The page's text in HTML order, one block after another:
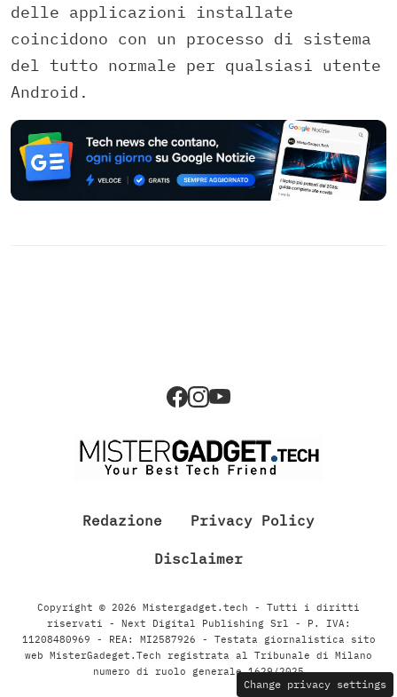
delle applicazioni installate
coincidono con un processo di sistema
del tutto normale per qualsiasi utente
Android.
Redazione Privacy Policy
Disclaimer
Copyright © 2026 Mistergadget.tech - Tutti i diritti
riservati - Next Digital Publishing Srl - P. IVA:
11208480969 - REA: MI2587926 - Testata giornalistica sito
web MisterGadeget.Tech registrata al Tribunale di Milano
numero di ruolo generale 1629/2025
Change privacy settings